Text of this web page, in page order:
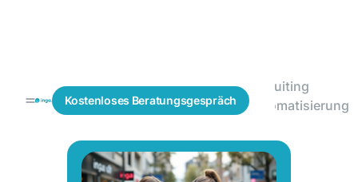
Kostenloses Beratungsgespräch
Blogs Personalbeschaffung
Recruiting
Automatisierung